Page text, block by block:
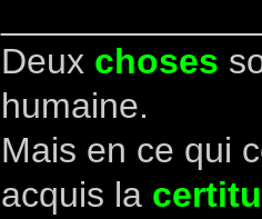
Deux choses
humaine.
Mais en ce qui
acquis la